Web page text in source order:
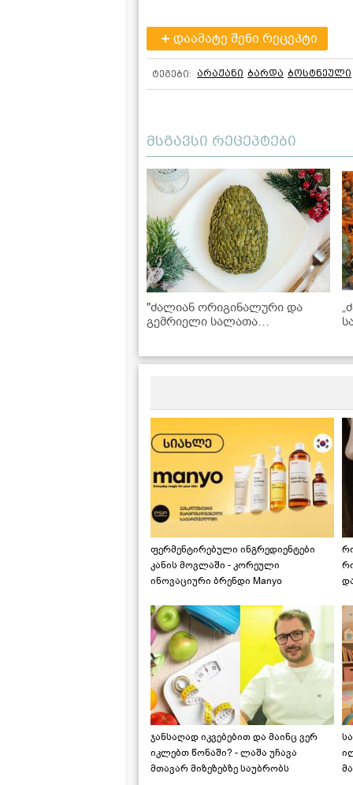
დაამატე შენი რეცეპტი
ტეგები: არაჟანი ბარდა ბოსტნეული
მსგავსი რეცეპტები
"ძალიან ორიგინალური და
გემრიელი სალათა
ფერმენტირებული ინგრედიენტები
კანის მოვლაში - კორეული
ინოვაციური ბრენდი Manyo
ჯანსაღად იკვებებით და მაინც ვერ
იკლებთ წონაში? - ლაშა უჩავა
მთავარ მიზეზებზე საუბრობს